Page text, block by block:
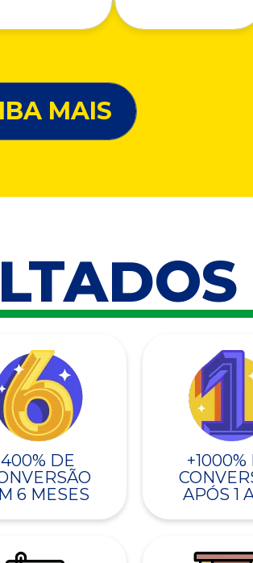
MAIS
400% DE
6 MESES
+1000%
APÓS 1